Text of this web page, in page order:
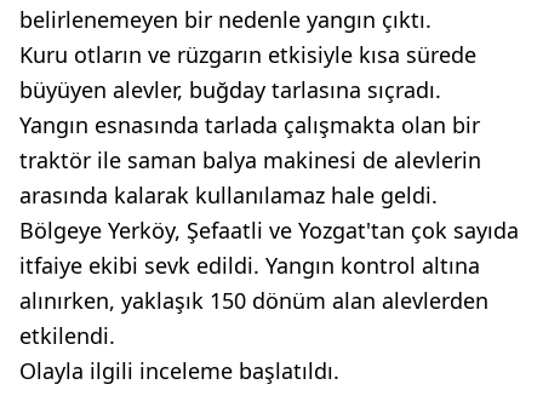
belirlenemeyen bir nedenle yangın çıktı.
Kuru otların ve rüzgarın etkisiyle kısa sürede
büyüyen alevler, buğday tarlasına sıçradı.
Yangın esnasında tarlada çalışmakta olan bir
traktör ile saman balya makinesi de alevlerin
arasında kalarak kullanılamaz hale geldi.
Bölgeye Yerköy, Şefaatli ve Yozgat'tan çok sayıda
itfaiye ekibi sevk edildi. Yangın kontrol altına
alınırken, yaklaşık 150 dönüm alan alevlerden
etkilendi.
Olayla ilgili inceleme başlatıldı.